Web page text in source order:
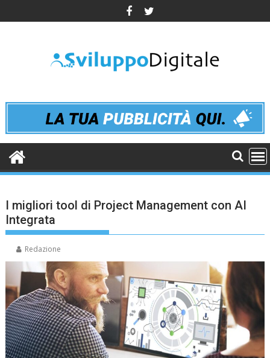
to
I migliori tool di Project Management con AI
Integrata
Redazione